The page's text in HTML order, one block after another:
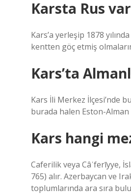
Karsta Rus var
Kars’a yerleşip 1878
kentten göç etmiş
Kars’ta
Kars İli Merkez İlçesi’nde
burada halen Eston-Alman
Kars hangi
Caferilik veya Câʿferīyye,
765) alır. Azerbaycan ve
toplumlarında ara sıra